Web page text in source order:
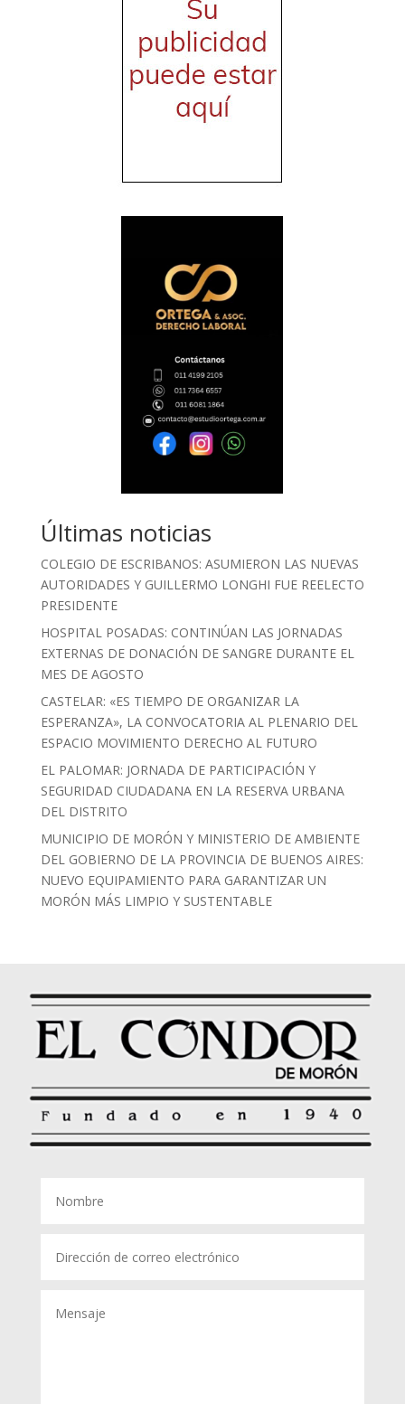
Últimas noticias
COLEGIO DE ESCRIBANOS: ASUMIERON LAS NUEVAS
AUTORIDADES Y GUILLERMO LONGHI FUE REELECTO
PRESIDENTE
HOSPITAL POSADAS: CONTINÚAN LAS JORNADAS
EXTERNAS DE DONACIÓN DE SANGRE DURANTE EL
MES DE AGOSTO
CASTELAR: «ES TIEMPO DE ORGANIZAR LA
ESPERANZA», LA CONVOCATORIA AL PLENARIO DEL
ESPACIO MOVIMIENTO DERECHO AL FUTURO
EL PALOMAR: JORNADA DE PARTICIPACIÓN Y
SEGURIDAD CIUDADANA EN LA RESERVA URBANA
DEL DISTRITO
MUNICIPIO DE MORÓN Y MINISTERIO DE AMBIENTE
DEL GOBIERNO DE LA PROVINCIA DE BUENOS AIRES:
NUEVO EQUIPAMIENTO PARA GARANTIZAR UN
MORÓN MÁS LIMPIO Y SUSTENTABLE